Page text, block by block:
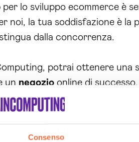
Consenso
per lo sviluppo ecommerce è
noi, la tua soddisfazione è
dalla concorrenza.
potrai ottenere una
un negozio online di
sitoecommerce d’alta qualità,
. Grazie alla nostra
le tue vendite e raggiungere